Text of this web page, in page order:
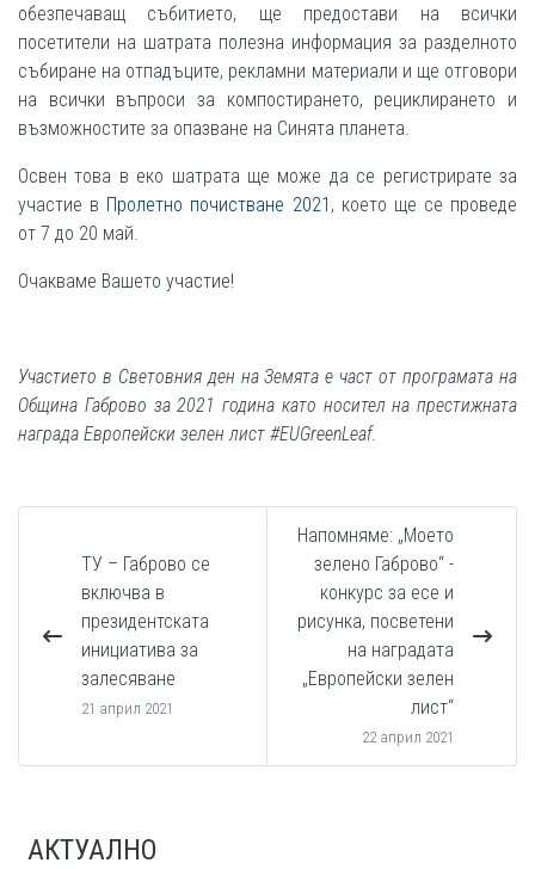
обезпечаващ събитието, ще предостави на всички
посетители на шатрата полезна информация за разделното
събиране на отпадъците, рекламни материали и ще отговори
на всички въпроси за компостирането, рециклирането и
възможностите за опазване на Синята планета.
Освен това в еко шатрата ще може да се регистрирате за
участие в Пролетно почистване 2021 , което ще се проведе
от 7 до 20 май.
Очакваме Вашето участие!
Участието в Световния ден на Земята е част от програмата на
Община Габрово за 2021 година като носител на престижната
награда Европейски зелен лист #EUGreenLeaf.
ТУ – Габрово се
включва в
президентската
инициатива за
залесяване
21 април 2021
Напомняме: „Моето
зелено Габрово“ -
конкурс за есе и
рисунка, посветени
на наградата
„Европейски зелен
лист“
22 април 2021
АКТУАЛНО